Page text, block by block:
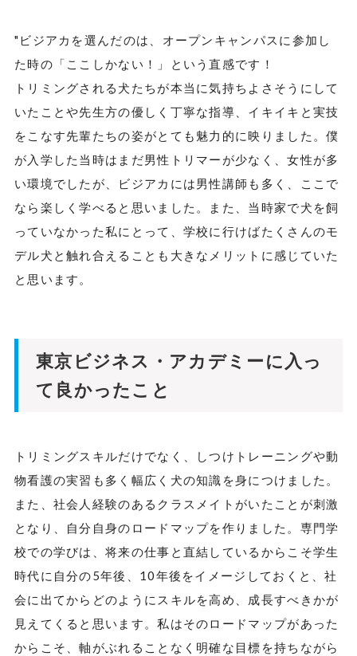
"ビジアカを選んだのは、オープンキャンパスに参加し
た時の「ここしかない！」という直感です！
トリミングされる犬たちが本当に気持ちよさそうにして
いたことや先生方の優しく丁寧な指導、イキイキと実技
をこなす先輩たちの姿がとても魅力的に映りました。僕
が入学した当時はまだ男性トリマーが少なく、女性が多
い環境でしたが、ビジアカには男性講師も多く、ここで
なら楽しく学べると思いました。また、当時家で犬を飼
っていなかった私にとって、学校に行けばたくさんのモ
デル犬と触れ合えることも大きなメリットに感じていた
と思います。
東京ビジネス・アカデミーに入っ
て良かったこと
トリミングスキルだけでなく、しつけトレーニングや動
物看護の実習も多く幅広く犬の知識を身につけました。
また、社会人経験のあるクラスメイトがいたことが刺激
となり、自分自身のロードマップを作りました。専門学
校での学びは、将来の仕事と直結しているからこそ学生
時代に自分の5年後、10年後をイメージしておくと、社
会に出てからどのようにスキルを高め、成長すべきかが
見えてくると思います。私はそのロードマップがあった
からこそ、軸がぶれることなく明確な目標を持ちながら